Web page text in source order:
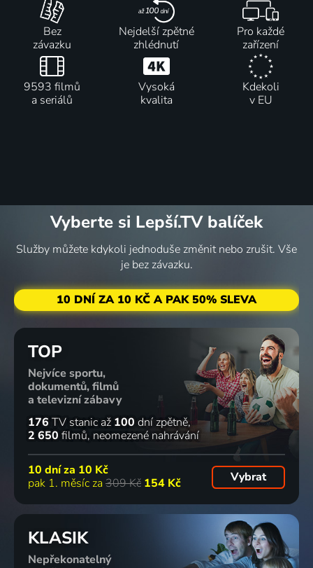
Bez
závazku
Nejdelší zpětné
zhlédnutí
Pro každé
zařízení
9593 filmů
a seriálů
Vysoká
kvalita
Kdekoli
v EU
Vyberte si Lepší.TV balíček
Služby můžete kdykoli jednoduše změnit nebo zrušit. Vše
je bez závazku.
10 DNÍ ZA 10 KČ A PAK 50% SLEVA
TOP
Nejvíce sportu,
dokumentů, filmů
a televizní zábavy
176 TV stanic až 100 dní zpětně
2 650 filmů neomezené nahrávání
10 dní za 10 Kč
pak 1. měsíc za 309 Kč 154 Kč Vybrat
KLASIK
Nepřekonatelný